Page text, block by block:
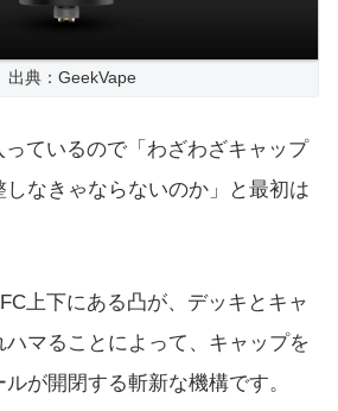
出典：GeekVape
ているので「わざわざキャップ
なきゃならないのか」と最初は
上下にある凸が、デッキとキャ
ハマることによって、キャップを
が開閉する斬新な機構です。